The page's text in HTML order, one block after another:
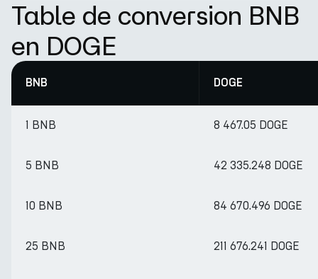
Table de conversion BNB
en DOGE
BNB DOGE
1 BNB 8 467.05 DOGE
5 BNB 42 335.248 DOGE
10 BNB 84 670.496 DOGE
25 BNB 211 676.241 DOGE